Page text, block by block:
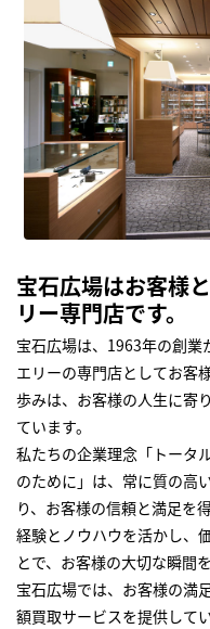
宝石広場はお客様
リー専門店です。
宝石広場は、1963年の創業
エリーの専門店としてお客
歩みは、お客様の人生に寄
ています。
私たちの企業理念「トータ
のために」は、常に質の高
り、お客様の信頼と満足を
経験とノウハウを活かし、
とで、お客様の大切な瞬間
宝石広場では、お客様の満
額買取サービスを提供して